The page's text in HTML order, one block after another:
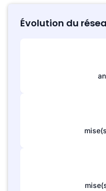
Évolution du